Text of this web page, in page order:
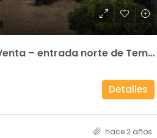
Terreno en Venta – entrada norte de Temuco
Detalles
hace 2 años